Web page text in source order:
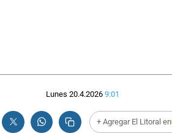
Lunes 20.4.2026 9:01
+ Agregar El Litoral en